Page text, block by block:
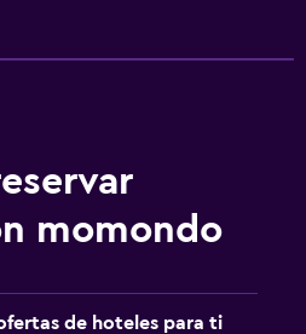
momondo
de hoteles para ti